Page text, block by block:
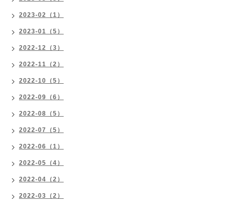
2023-02（1）
2023-01（5）
2022-12（3）
2022-11（2）
2022-10（5）
2022-09（6）
2022-08（5）
2022-07（5）
2022-06（1）
2022-05（4）
2022-04（2）
2022-03（2）